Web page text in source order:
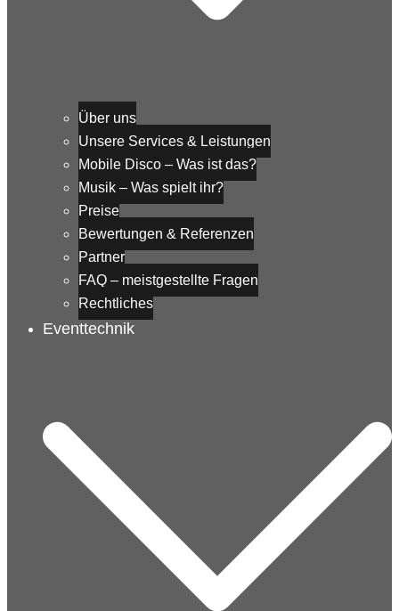
Über uns
Unsere Services & Leistungen
Mobile Disco – Was ist das?
Musik – Was spielt ihr?
Preise
Bewertungen & Referenzen
Partner
FAQ – meistgestellte Fragen
Rechtliches
Eventtechnik